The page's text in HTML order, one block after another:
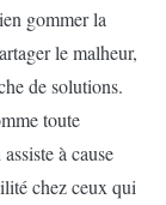
gommer la
le malheur,
de solutions.
toute
à cause
chez ceux qui